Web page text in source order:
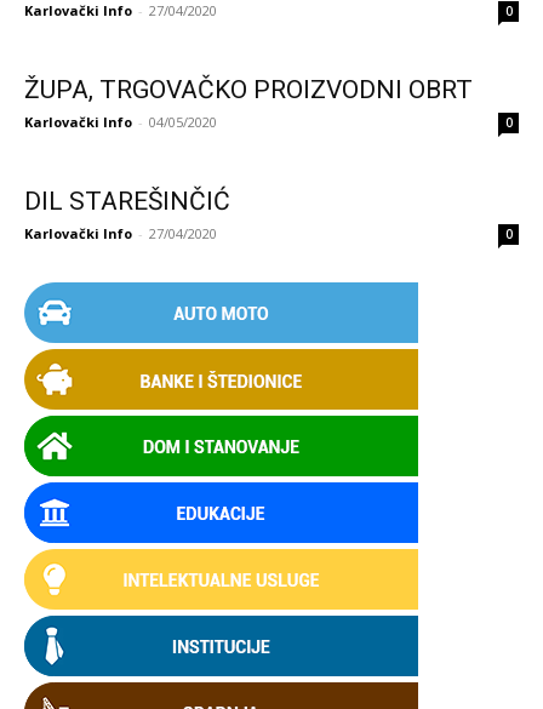
Karlovački Info - 27/04/2020 0
ŽUPA, TRGOVAČKO PROIZVODNI OBRT
Karlovački Info - 04/05/2020 0
DIL STAREŠINČIĆ
Karlovački Info - 27/04/2020 0